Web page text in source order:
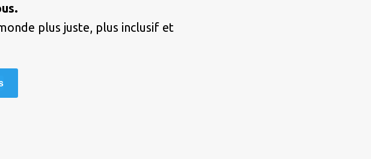
plus juste, plus inclusif et